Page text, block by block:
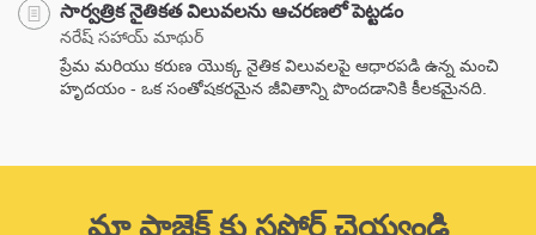
సార్వత్రిక నైతికత విలువలను ఆచరణలో పెట్టడం
నరేష్ సహాయ్ మాథుర్
ప్రేమ మరియు కరుణ యొక్క నైతిక విలువలపై ఆధారపడి ఉన్న మంచి
హృదయం - ఒక సంతోషకరమైన జీవితాన్ని పొందడానికి కీలకమైనది.
మా ప్రాజెక్ట్ కు సపోర్ట్ చెయ్యండి